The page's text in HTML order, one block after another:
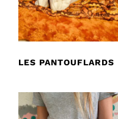
LES PANTOUFLARDS